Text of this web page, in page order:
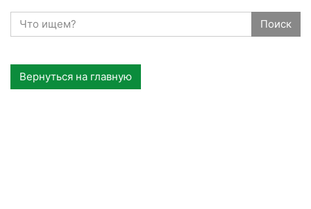
Поиск
Вернуться на главную